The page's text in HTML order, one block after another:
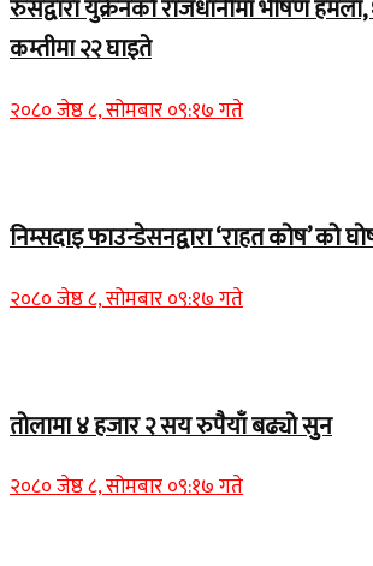
रुसद्वारा युक्रेनको राजधानीमा भीषण
कम्तीमा २२ घाइते
२०८० जेष्ठ ८, सोमबार ०९:१७ गते
निम्सदाइ फाउन्डेसनद्वारा ‘राहत कोष’ को
२०८० जेष्ठ ८, सोमबार ०९:१७ गते
तोलामा ४ हजार २ सय रुपैयाँ बढ्यो सुन
२०८० जेष्ठ ८, सोमबार ०९:१७ गते